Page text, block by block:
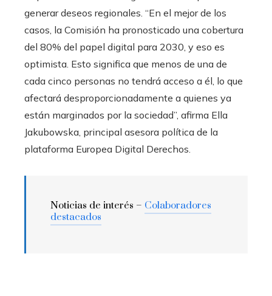
generar deseos regionales. “En el mejor de los
casos, la Comisión ha pronosticado una cobertura
del 80% del papel digital para 2030, y eso es
optimista. Esto significa que menos de una de
cada cinco personas no tendrá acceso a él, lo que
afectará desproporcionadamente a quienes ya
están marginados por la sociedad”, afirma Ella
Jakubowska, principal asesora política de la
plataforma Europea Digital Derechos.
Noticias de interés – Colaboradores
destacados